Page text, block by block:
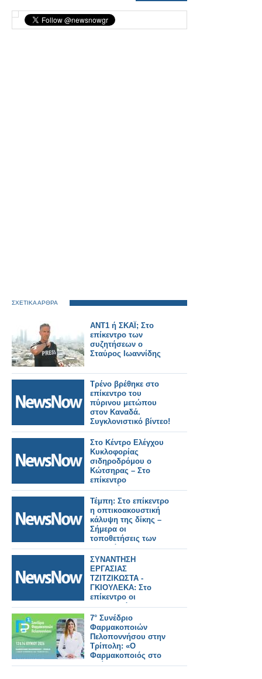
ΣΧΕΤΙΚΑ ΑΡΘΡΑ
ΑΝΤ1 ή ΣΚΑΪ; Στο
επίκεντρο των
συζητήσεων ο
Σταύρος Ιωαννίδης
Τρένο βρέθηκε στο
επίκεντρο του
πύρινου μετώπου
στον Καναδά.
Συγκλονιστικό βίντεο!
Στο Κέντρο Ελέγχου
Κυκλοφορίας
σιδηροδρόμου ο
Κώτσηρας – Στο
επίκεντρο
τηλεδιοίκηση και
ψηφιακές υποδομές.
Τέμπη: Στο επίκεντρο
η οπτικοακουστική
κάλυψη της δίκης –
Σήμερα οι
τοποθετήσεις των
συνηγόρων
υποστήριξης της
κατηγορίας.
ΣΥΝΑΝΤΗΣΗ
ΕΡΓΑΣΙΑΣ
ΤΖΙΤΖΙΚΩΣΤΑ -
ΓΚΙΟΥΛΕΚΑ: Στο
επίκεντρο οι
προτεραιότητες της
ΕΕ για τα μεγάλα έργα
υποδομών και
μεταφορών, τον
τουρισμό και ο
κομβικός ρόλος της
Βόρειας Ελλάδας
7° Συνέδριο
Φαρμακοποιών
Πελοποννήσου στην
Τρίπολη: «Ο
Φαρμακοποιός στο
Επίκεντρο της